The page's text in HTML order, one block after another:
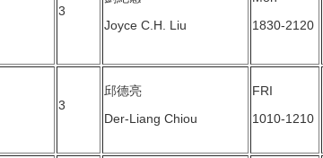
3
Joyce C.H. Liu
1830-2120
3
邱德亮
Der-Liang Chiou
FRI
1010-1210